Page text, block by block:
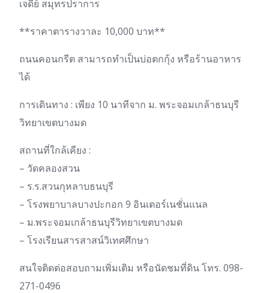
เจดีย์ สมุทรปราการ
**ราคาตารางวาละ 10,000 บาท**
ถนนคอนกรีต สามารถทำเป็นบ่อตกกุ้ง หรือร้านอาหาร
ได้
การเดินทาง : เพียง 10 นาทีจาก ม. พระจอมเกล้าธนบุรี
วิทยาเขตบางมด
สถานที่ใกล้เคียง :
– วัดคลองสวน
– ร.ร.สวนกุหลาบธนบุรี
– โรงพยาบาลบางปะกอก 9 อินเตอร์เนชั่นแนล
– ม.พระจอมเกล้าธนบุรีวิทยาเขตบางมด
– โรงเรียนสารสาสน์วิเทศศึกษา
สนใจติดต่อสอบถามเพิ่มเติม หรือนัดชมที่ดิน โทร. 098-
271-0496